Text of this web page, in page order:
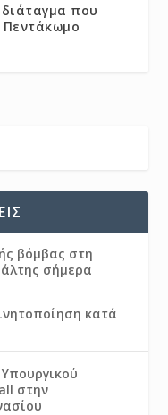
διάταγμα που
Πεντάκωμο
βόμβας στη
σήμερα
κατά
στην